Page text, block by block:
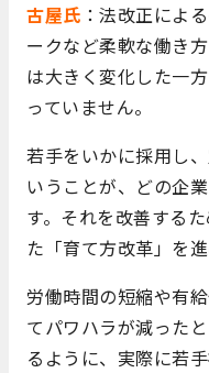
古屋氏 ：法改正によ
ークなど柔軟な働き
は大きく変化した一
っていません。
若手をいかに採用し
いうことが、どの企
す。それを改善する
た「育て方改革」を
労働時間の短縮や有
てパワハラが減った
るように、実際に若